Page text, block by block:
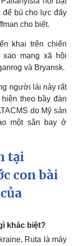
Quốc phòng
để bù cho lực đẩy
cho biết.
khai trên chiến
xao mạng xã hội
và Bryansk.
người lái này rất
theo bầy đàn
do Mỹ sản
một sân bay ở
tại
con bài
khác biệt?
Ruta là máy